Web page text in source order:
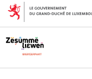
springen